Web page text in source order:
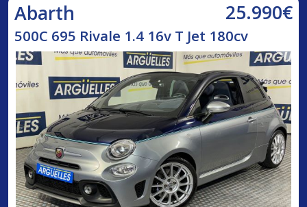
Abarth 25.990€
500C 695 Rivale 1.4 16v T Jet 180cv